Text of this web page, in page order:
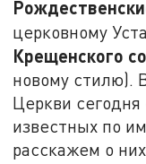
церковному
Крещенского
новому стилю).
Церкви
известных по
расскажем о